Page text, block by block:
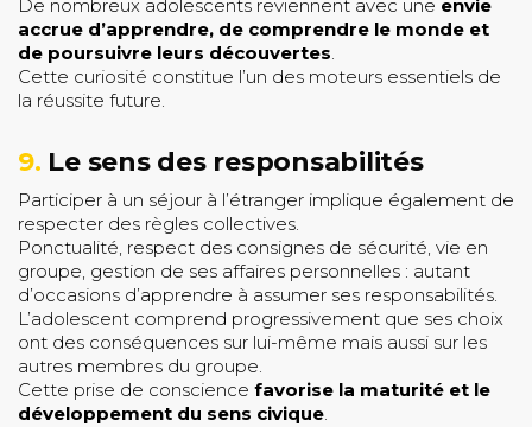
De nombreux adolescents reviennent avec une envie
accrue d’apprendre, de comprendre le monde et
de poursuivre leurs découvertes.
Cette curiosité constitue l’un des moteurs essentiels de
la réussite future.
9. Le sens des responsabilités
Participer à un séjour à l’étranger implique également de
respecter des règles collectives.
Ponctualité, respect des consignes de sécurité, vie en
groupe, gestion de ses affaires personnelles : autant
d’occasions d’apprendre à assumer ses responsabilités.
L’adolescent comprend progressivement que ses choix
ont des conséquences sur lui-même mais aussi sur les
autres membres du groupe.
Cette prise de conscience favorise la maturité et le
développement du sens civique.